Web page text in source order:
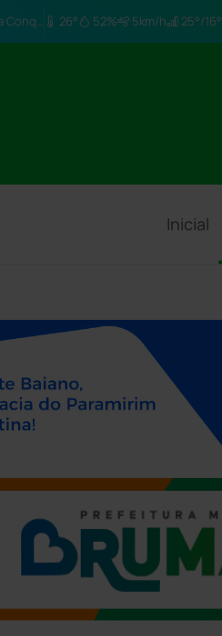
Conq… 26° 52% 5km/h 25°/16°
Inicial